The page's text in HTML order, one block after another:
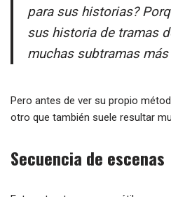
para sus historias?
sus historia de tramas
muchas subtramas
Pero antes de ver su propio
otro que también suele resultar
Secuencia de escenas